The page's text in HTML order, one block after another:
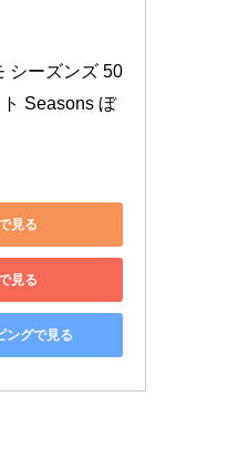
シーズンズ 50
Seasons ぼ
見る
見る
ングで見る